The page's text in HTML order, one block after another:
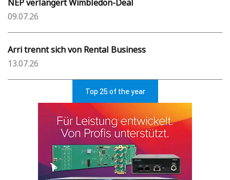
NEP verlängert Wimbledon-Deal
09.07.26
Arri trennt sich von Rental Business
13.07.26
Top 25 of the year